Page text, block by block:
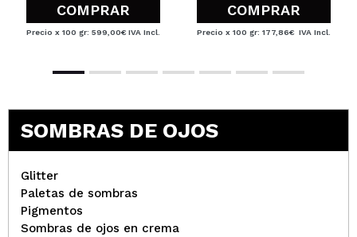
COMPRAR
Precio x 100 gr: 599,00€ IVA Incl.
COMPRAR
Precio x 100 gr: 177,86€ IVA Incl.
SOMBRAS DE OJOS
Glitter
Paletas de sombras
Pigmentos
Sombras de ojos en crema